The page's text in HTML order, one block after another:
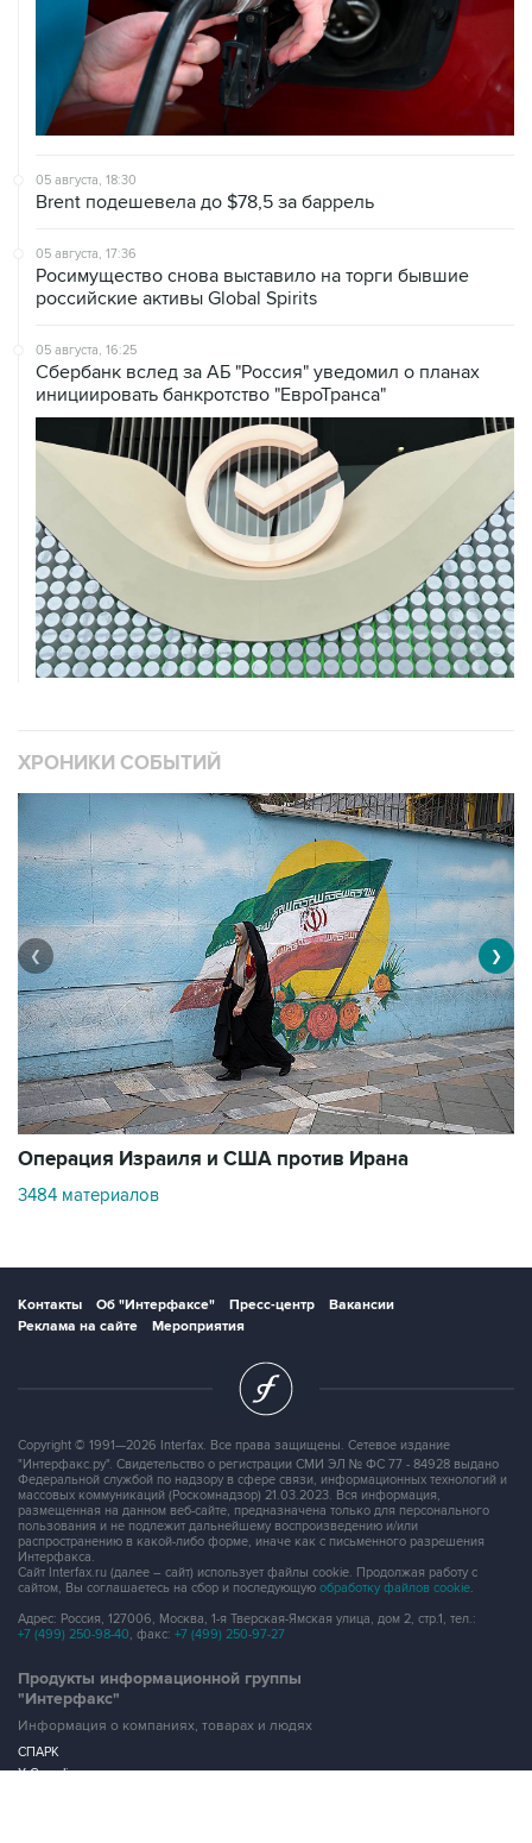
05 августа, 18:30
Brent подешевела до $78,5 за баррель
05 августа, 17:36
Росимущество снова выставило на торги бывшие
российские активы Global Spirits
05 августа, 16:25
Сбербанк вслед за АБ "Россия" уведомил о планах
инициировать банкротство "ЕвроТранса"
ХРОНИКИ СОБЫТИЙ
Операция Израиля и США против Ирана
3484 материалов
❮ ❯
Контакты Об "Интерфаксе" Пресс-центр
Вакансии
Реклама на сайте
Мероприятия
Copyright © 1991—2026 Interfax. Все права защищены. Сетевое издание
"Интерфакс.ру". Свидетельство о регистрации СМИ ЭЛ № ФС 77 - 84928 выдано
Федеральной службой по надзору в сфере связи, информационных технологий и
массовых коммуникаций (Роскомнадзор) 21.03.2023. Вся информация,
размещенная на данном веб-сайте, предназначена только для персонального
пользования и не подлежит дальнейшему воспроизведению и/или
распространению в какой-либо форме, иначе как с письменного разрешения
Интерфакса.
Сайт Interfax.ru (далее – сайт) использует файлы cookie. Продолжая работу с
сайтом, Вы соглашаетесь на сбор и последующую обработку файлов cookie.
Адрес: Россия, 127006, Москва, 1-я Тверская-Ямская улица, дом 2, стр.1, тел.:
+7 (499) 250-98-40, факс: +7 (499) 250-97-27
Продукты информационной группы
"Интерфакс"
Информация о компаниях, товарах и людях
СПАРК
X-Compliance